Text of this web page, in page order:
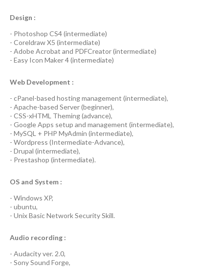
Design :
- Photoshop CS4(intermediate)
- Coreldraw X5 (intermediate)
- Adobe Acrobat and PDFCreator(intermediate)
- Easy Icon Maker 4(intermediate)
Web Development :
- cPanel-based hosting management (intermediate),
- Apache-based Server(beginner),
- CSS-xHTML Theming(advance),
- Google Apps setup and management (intermediate),
- MySQL + PHP MyAdmin (intermediate),
- Wordpress (Intermediate-Advance),
- Drupal (intermediate),
- Prestashop (intermediate).
OS and System :
- Windows XP,
- ubuntu,
- Unix Basic Network SecuritySkill.
Audio recording :
- Audacity ver. 2.0,
- Sony Sound Forge,